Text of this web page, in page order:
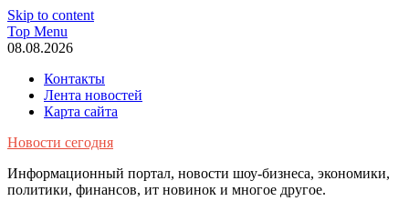
Skip to content
Top Menu
08.08.2026
Контакты
Лента новостей
Карта сайта
Новости сегодня
Информационный портал, новости шоу-бизнеса, экономики,
политики, финансов, ит новинок и многое другое.